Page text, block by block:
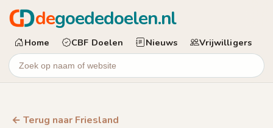
degoededoelen.nl
Home CBF Doelen Nieuws Vrijwilligers
← Terug naar Friesland